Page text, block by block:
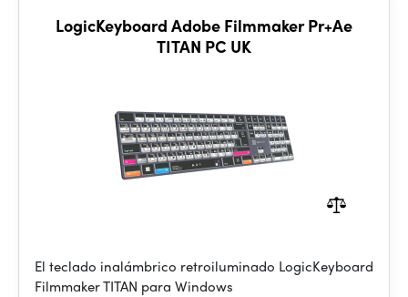
LogicKeyboard Adobe Filmmaker Pr+Ae
TITAN PC UK
El teclado inalámbrico retroiluminado LogicKeyboard
Filmmaker TITAN para Windows